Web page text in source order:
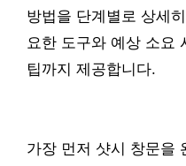
방법을 단계별로 상세
요한 도구와 예상 소요
팁까지 제공합니다.
가장 먼저 샷시 창문을